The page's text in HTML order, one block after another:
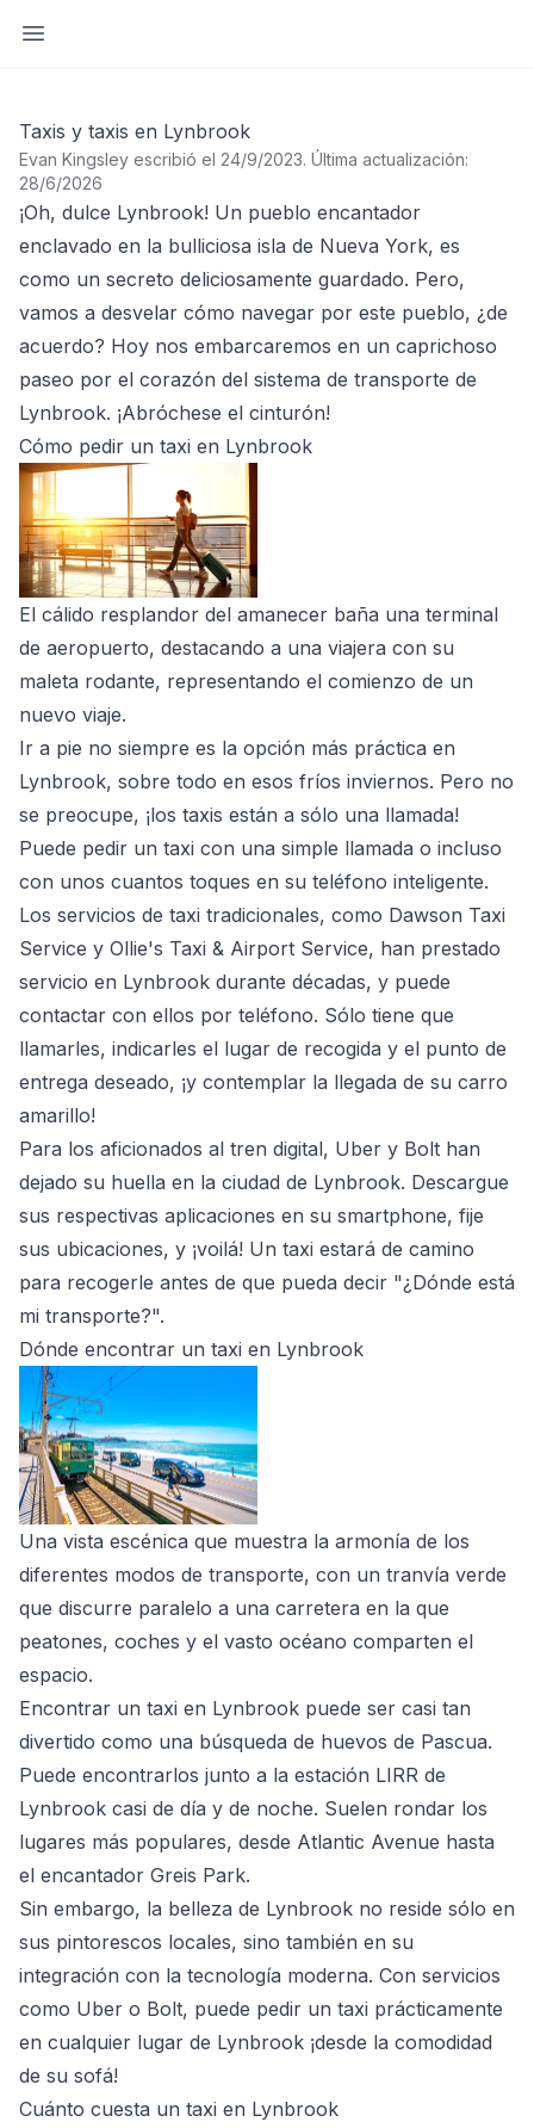
Abrir barra lateral
Taxis y taxis en Lynbrook
Evan Kingsley escribió el 24/9/2023. Última actualización:
28/6/2026
¡Oh, dulce Lynbrook! Un pueblo encantador
enclavado en la bulliciosa isla de Nueva York, es
como un secreto deliciosamente guardado. Pero,
vamos a desvelar cómo navegar por este pueblo, ¿de
acuerdo? Hoy nos embarcaremos en un caprichoso
paseo por el corazón del sistema de transporte de
Lynbrook. ¡Abróchese el cinturón!
Cómo pedir un taxi en Lynbrook
El cálido resplandor del amanecer baña una terminal
de aeropuerto, destacando a una viajera con su
maleta rodante, representando el comienzo de un
nuevo viaje.
Ir a pie no siempre es la opción más práctica en
Lynbrook, sobre todo en esos fríos inviernos. Pero no
se preocupe, ¡los taxis están a sólo una llamada!
Puede pedir un taxi con una simple llamada o incluso
con unos cuantos toques en su teléfono inteligente.
Los servicios de taxi tradicionales, como Dawson Taxi
Service y Ollie's Taxi & Airport Service, han prestado
servicio en Lynbrook durante décadas, y puede
contactar con ellos por teléfono. Sólo tiene que
llamarles, indicarles el lugar de recogida y el punto de
entrega deseado, ¡y contemplar la llegada de su carro
amarillo!
Para los aficionados al tren digital, Uber y Bolt han
dejado su huella en la ciudad de Lynbrook. Descargue
sus respectivas aplicaciones en su smartphone, fije
sus ubicaciones, y ¡voilá! Un taxi estará de camino
para recogerle antes de que pueda decir "¿Dónde está
mi transporte?".
Dónde encontrar un taxi en Lynbrook
Una vista escénica que muestra la armonía de los
diferentes modos de transporte, con un tranvía verde
que discurre paralelo a una carretera en la que
peatones, coches y el vasto océano comparten el
espacio.
Encontrar un taxi en Lynbrook puede ser casi tan
divertido como una búsqueda de huevos de Pascua.
Puede encontrarlos junto a la estación LIRR de
Lynbrook casi de día y de noche. Suelen rondar los
lugares más populares, desde Atlantic Avenue hasta
el encantador Greis Park.
Sin embargo, la belleza de Lynbrook no reside sólo en
sus pintorescos locales, sino también en su
integración con la tecnología moderna. Con servicios
como Uber o Bolt, puede pedir un taxi prácticamente
en cualquier lugar de Lynbrook ¡desde la comodidad
de su sofá!
Cuánto cuesta un taxi en Lynbrook